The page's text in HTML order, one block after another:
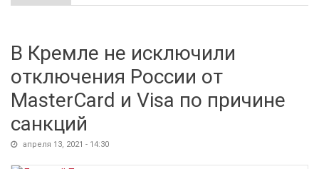
Донбассу
В Кремле не исключили
отключения России от
MasterCard и Visa по причине
санкций
апреля 13, 2021 - 14:30